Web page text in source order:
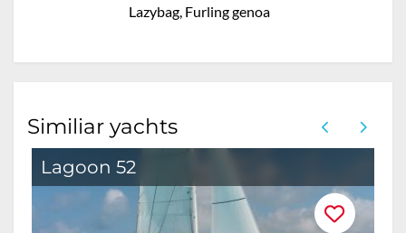
Lazybag, Furling genoa
Similiar yachts
Lagoon 52